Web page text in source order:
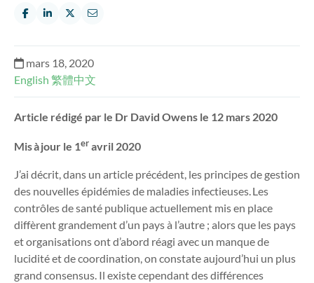
mars 18, 2020
English 繁體中文
Article rédigé par le Dr David Owens le 12 mars 2020
Mis à jour le 1eravril 2020
J’ai décrit, dans un article précédent, les principes de gestion
des nouvelles épidémies de maladies infectieuses. Les
contrôles de santé publique actuellement mis en place
diffèrent grandement d’un pays à l’autre ; alors que les pays
et organisations ont d’abord réagi avec un manque de
lucidité et de coordination, on constate aujourd’hui un plus
grand consensus. Il existe cependant des différences